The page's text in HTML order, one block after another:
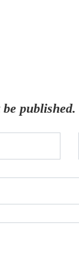
published.